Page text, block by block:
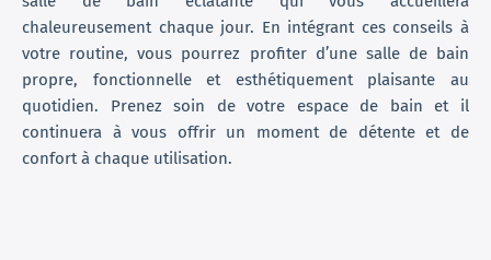
chaleureusement chaque jour. En intégrant ces conseils à
votre routine, vous pourrez profiter d’une salle de bain
propre, fonctionnelle et esthétiquement plaisante au
quotidien. Prenez soin de votre espace de bain et il
continuera à vous offrir un moment de détente et de
confort à chaque utilisation.